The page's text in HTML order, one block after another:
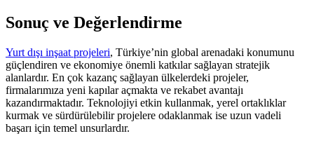
Sonuç ve Değerlendirme
Yurt dışı inşaat projeleri, Türkiye’nin global arenadaki konumunu
güçlendiren ve ekonomiye önemli katkılar sağlayan stratejik
alanlardır. En çok kazanç sağlayan ülkelerdeki projeler,
firmalarımıza yeni kapılar açmakta ve rekabet avantajı
kazandırmaktadır. Teknolojiyi etkin kullanmak, yerel ortaklıklar
kurmak ve sürdürülebilir projelere odaklanmak ise uzun vadeli
başarı için temel unsurlardır.